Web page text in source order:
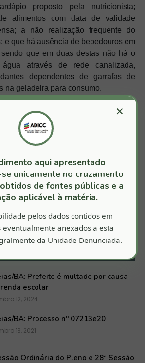
proposto pela nutricionista;
alimentos com data de validade
a não realização frequente do
e que há ausência de bebedouros em
que em duas destas não há o
água através de rede canalizada,
dependentes de garrafas de
na geladeira para consumo.
de Contas, por meio da procuradora
se manifestou pela procedência dos
e sugeriu a determinação de um
apresentar plano de ação para
do município.
BA: Prefeito é multado por causa
escolar
12, 2024
BA: Processo nº 07213e20
13, 2021
Ordinária do Pleno e 28ª Sessão
×
aqui apresentado
unicamente no cruzamento
de fontes públicas e a
aplicável à matéria.
pelos dados contidos em
eventualmente anexados a esta
da Unidade Denunciada.